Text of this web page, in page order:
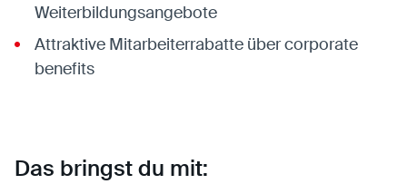
Weiterbildungsangebote
Attraktive Mitarbeiterrabatte über corporate
benefits
Das bringst du mit: